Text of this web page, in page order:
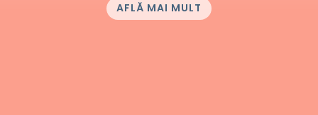
AFLĂ MAI MULT